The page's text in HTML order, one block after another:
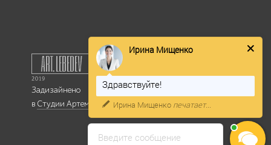
Задизайнено
в Студии Артемия Лебедева
Введите сообщение
Ирина Мищенко
Здравствуйте!
Ирина Мищенко печатает...